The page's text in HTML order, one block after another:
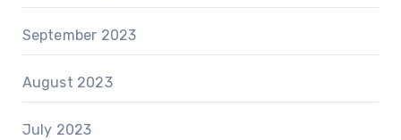
September 2023
August 2023
July 2023